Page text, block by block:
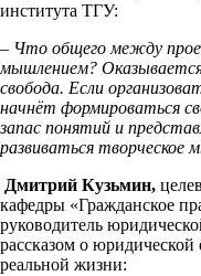
института ТГУ:
– Что общего между
мышлением?
свобода. Если
начнёт формироваться
запас понятий и
развиваться творческое
Дмитрий Кузьмин,
кафедры «Гражданское
руководитель
рассказом о юридической
реальной жизни: